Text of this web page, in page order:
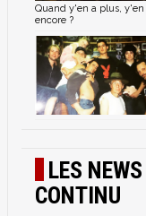
Quand y'en a plus, y'en
encore ?
LES
CONTINU